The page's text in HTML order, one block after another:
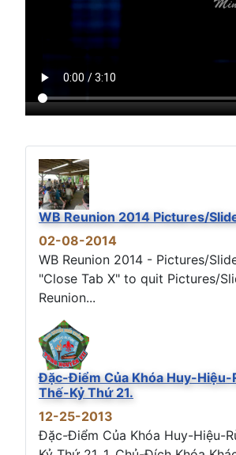
WB Reunion 2014 Pictures/
02-08-2014
WB Reunion 2014 - Pictures/
"Close Tab X" to quit Pictures/
Reunion...
Đặc-Điểm Của Khóa Huy-Hiệu-
Thế-Kỷ Thứ 21.
12-25-2013
Đặc-Điểm Của Khóa Huy-Hiệu-